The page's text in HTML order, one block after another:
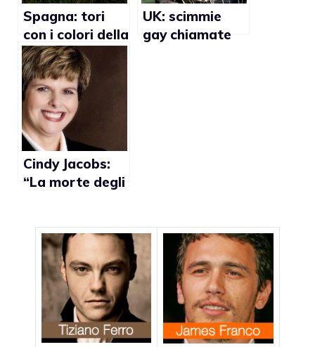
Spagna: tori
con i colori della
bandiera gay
UK: scimmie
gay chiamate
Cindy Jacobs:
“La morte degli
matrimoni gay”